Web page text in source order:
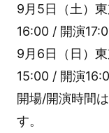
9月5日（土）
16:00 / 開演
9月6日（日）
15:00 / 開演
開場/開演時間
す。